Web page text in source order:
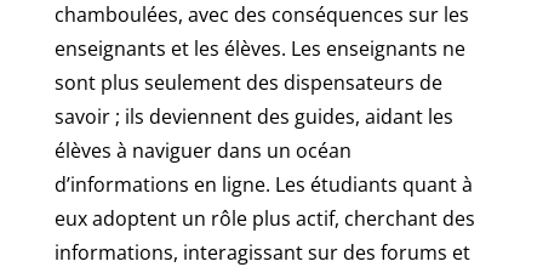
chamboulées, avec des conséquences sur les
enseignants et les élèves. Les enseignants ne
sont plus seulement des dispensateurs de
savoir ; ils deviennent des guides, aidant les
élèves à naviguer dans un océan
d’informations en ligne. Les étudiants quant à
eux adoptent un rôle plus actif, cherchant des
informations, interagissant sur des forums et